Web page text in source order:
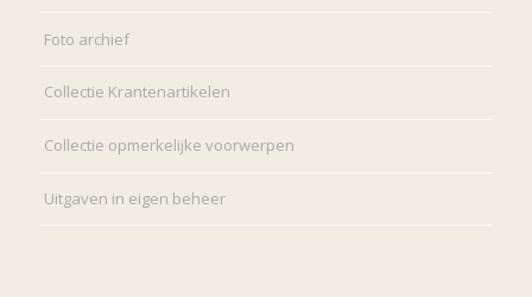
Foto archief
Collectie Krantenartikelen
Collectie opmerkelijke voorwerpen
Uitgaven in eigen beheer